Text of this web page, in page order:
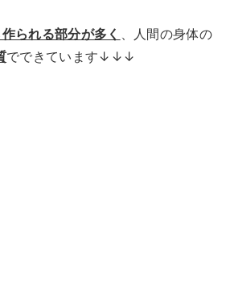
られる部分が多く 、人間の身体の
でできています↓↓↓